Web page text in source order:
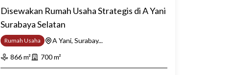
Disewakan Rumah Usaha Strategis di A Yani
Surabaya Selatan
Rumah Usaha
A Yani, Surabay...
866m² 700m²